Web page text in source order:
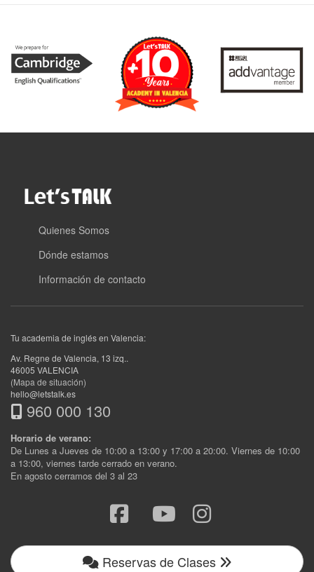
Quienes Somos
Dónde estamos
Información de contacto
Tu academia de inglés en Valencia:
Av. Regne de Valencia, 13 izq..
46005 VALENCIA
(Mapa de situación)
hello@letstalk.es
960 000 130
Horario de verano:
De Lunes a Jueves de 10:00 a 13:00 y 17:00 a 20:00. Viernes de 10:00
a 13:00, viernes tarde cerrado en verano.
En agosto cerramos del 3 al 23
Reservas de Clases